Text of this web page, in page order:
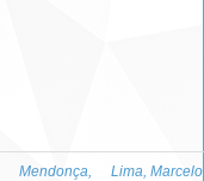
Mendonça,
Lima, Marcelo